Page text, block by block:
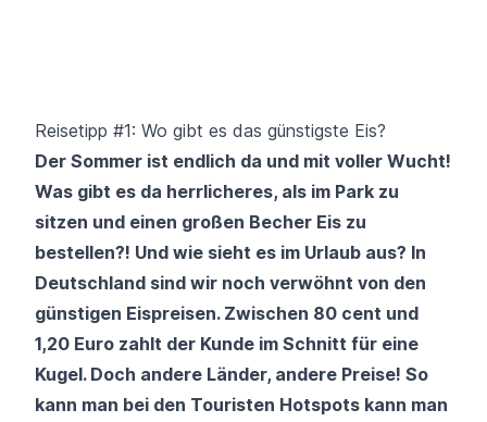
Reisetipp #1: Wo gibt es das günstigste Eis?
Der Sommer ist endlich da und mit voller Wucht!
Was gibt es da herrlicheres, als im Park zu
sitzen und einen großen Becher Eis zu
bestellen?! Und wie sieht es im Urlaub aus? In
Deutschland sind wir noch verwöhnt von den
günstigen Eispreisen. Zwischen 80 cent und
1,20 Euro zahlt der Kunde im Schnitt für eine
Kugel. Doch andere Länder, andere Preise! So
kann man bei den Touristen Hotspots kann man